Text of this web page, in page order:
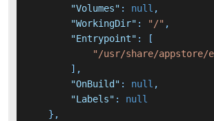
"Volumes" : null ,
"WorkingDir" : "/" ,
"Entrypoint" :
[
"/usr/share/appstore/
] ,
"OnBuild" : null ,
"Labels" :
null
} ,